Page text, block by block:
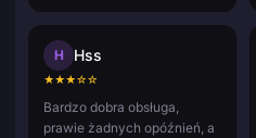
H Hss
★★★☆☆
Bardzo dobra obsługa,
prawie żadnych opóźnień, a